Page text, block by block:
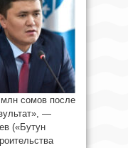
сомов после
—
(«Бутун